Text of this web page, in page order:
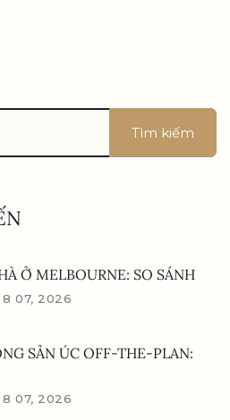
Tìm kiếm
Ở MELBOURNE: SO SÁNH
8 07, 2026
SẢN ÚC OFF-THE-PLAN:
8 07, 2026